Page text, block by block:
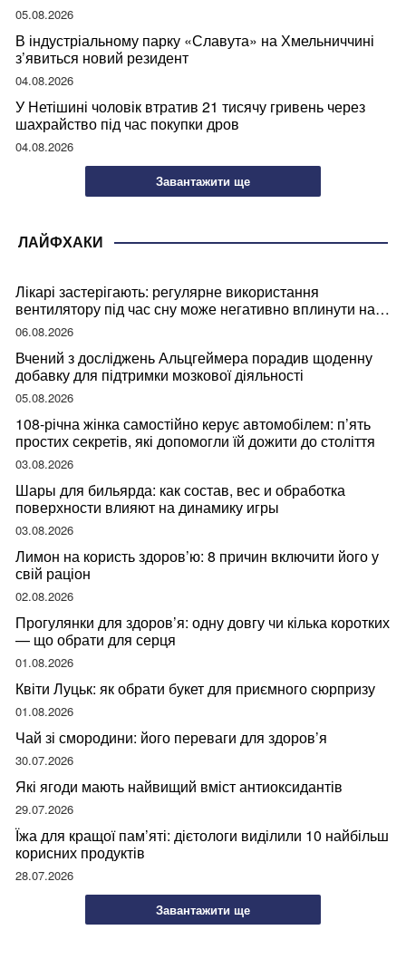
05.08.2026
В індустріальному парку «Славута» на Хмельниччині
з’явиться новий резидент
04.08.2026
У Нетішині чоловік втратив 21 тисячу гривень через
шахрайство під час покупки дров
04.08.2026
Завантажити ще
ЛАЙФХАКИ
Лікарі застерігають: регулярне використання
вентилятору під час сну може негативно вплинути на
ваше здоров’я
06.08.2026
Вчений з досліджень Альцгеймера порадив щоденну
добавку для підтримки мозкової діяльності
05.08.2026
108-річна жінка самостійно керує автомобілем: п’ять
простих секретів, які допомогли їй дожити до століття
03.08.2026
Шары для бильярда: как состав, вес и обработка
поверхности влияют на динамику игры
03.08.2026
Лимон на користь здоров’ю: 8 причин включити його у
свій раціон
02.08.2026
Прогулянки для здоров’я: одну довгу чи кілька коротких
— що обрати для серця
01.08.2026
Квіти Луцьк: як обрати букет для приємного сюрпризу
01.08.2026
Чай зі смородини: його переваги для здоров’я
30.07.2026
Які ягоди мають найвищий вміст антиоксидантів
29.07.2026
Їжа для кращої пам’яті: дієтологи виділили 10 найбільш
корисних продуктів
28.07.2026
Завантажити ще